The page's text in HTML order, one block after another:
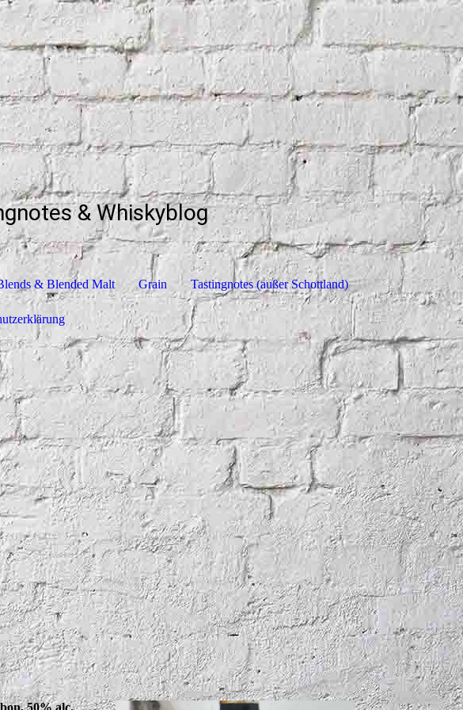
& Whiskyblog
& Blended Malt Grain Tastingnotes (außer Schottland)